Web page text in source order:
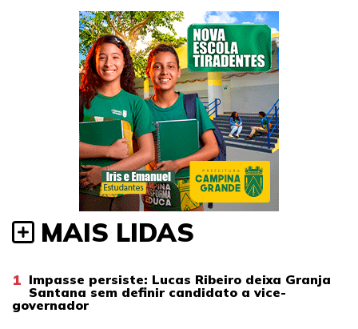
MAIS LIDAS
1 Impasse persiste: Lucas Ribeiro deixa Granja
Santana sem definir candidato a vice-
governador